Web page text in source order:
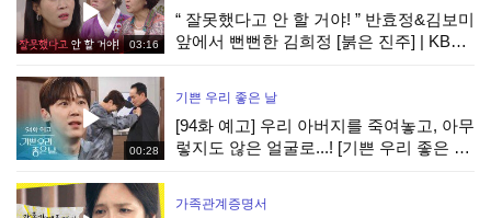
03:16
“ 잘못했다고 안 할 거야! ” 반효정&김보미
앞에서 뻔뻔한 김희정 [붉은 진주] | KBS
00:28
기쁜 우리 좋은 날
[94화 예고] 우리 아버지를 죽여놓고, 아무
렇지도 않은 얼굴로...! [기쁜 우리 좋은 날]
가족관계증명서